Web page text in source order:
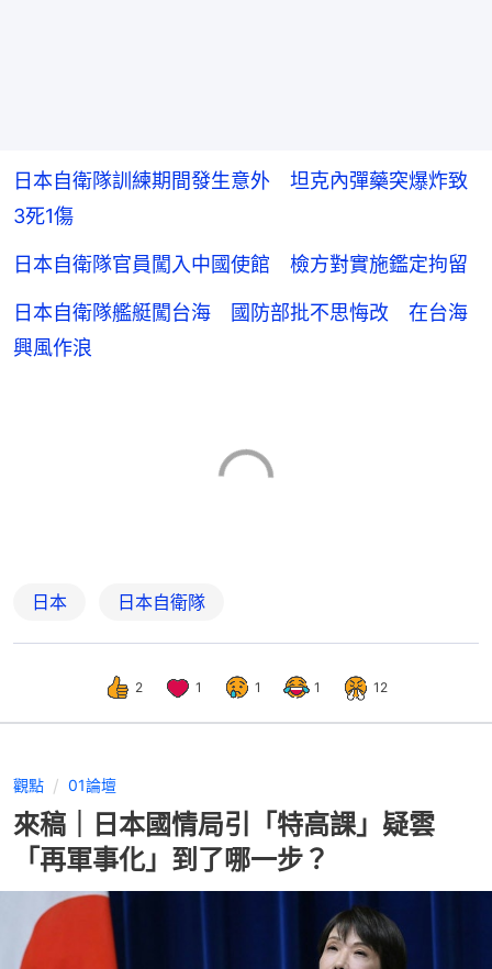
日本自衛隊訓練期間發生意外 坦克內彈藥突爆炸致
3死1傷
日本自衛隊官員闖入中國使館 檢方對實施鑑定拘留
日本自衛隊艦艇闖台海 國防部批不思悔改 在台海
興風作浪
日本 日本自衛隊
2 1 1 1 12
觀點 01論壇
來稿｜日本國情局引「特高課」疑雲
「再軍事化」到了哪一步？